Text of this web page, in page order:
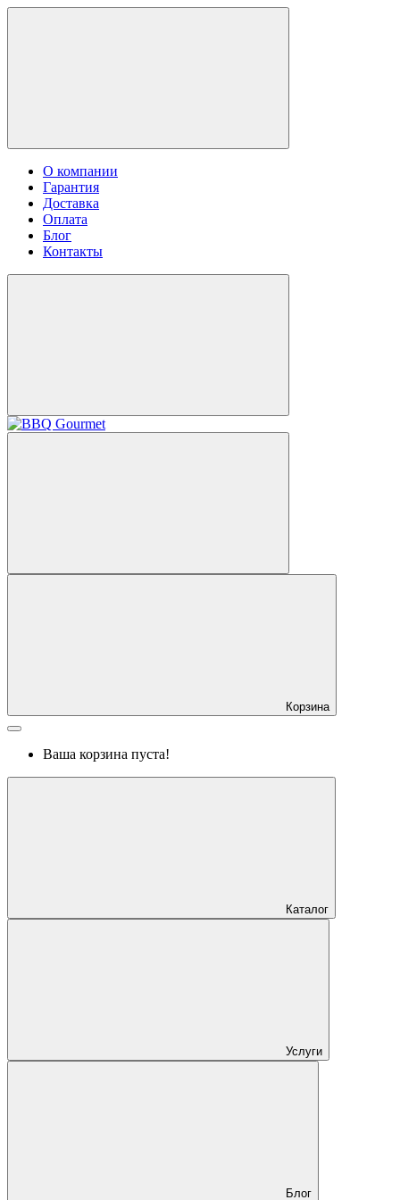
О компании
Гарантия
Доставка
Оплата
Блог
Контакты
Корзина
Ваша корзина пуста!
Каталог
Услуги
Блог